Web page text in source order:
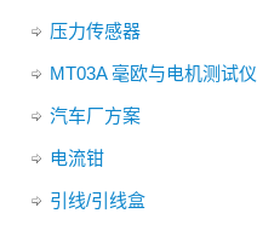
压力传感器
MT03A 毫欧与电机测试仪
汽车厂方案
电流钳
引线/引线盒